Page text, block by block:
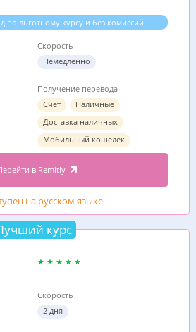
по льготному курсу и без комиссий
Скорость
Немедленно
Получение перевода
Счет
Наличные
Доставка наличных
Мобильный кошелек
в Remitly
на русском языке
курс
Скорость
2 дня